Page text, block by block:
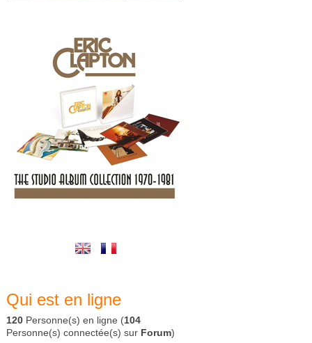
Qui est en ligne
120 Personne(s) en ligne (104
Personne(s) connectée(s) sur Forum)